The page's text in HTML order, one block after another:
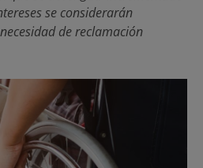
se considerarán
de reclamación